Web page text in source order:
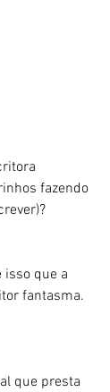
fazendo
isso que a
fantasma.
que presta